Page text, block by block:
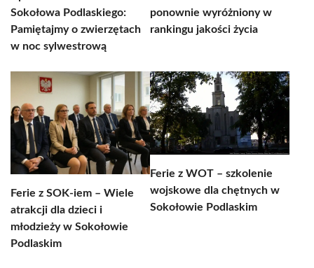
Sokołowa Podlaskiego:
Pamiętajmy o zwierzętach
w noc sylwestrową
ponownie wyróżniony w
rankingu jakości życia
Ferie z SOK-iem – Wiele
atrakcji dla dzieci i
młodzieży w Sokołowie
Podlaskim
Ferie z WOT – szkolenie
wojskowe dla chętnych w
Sokołowie Podlaskim